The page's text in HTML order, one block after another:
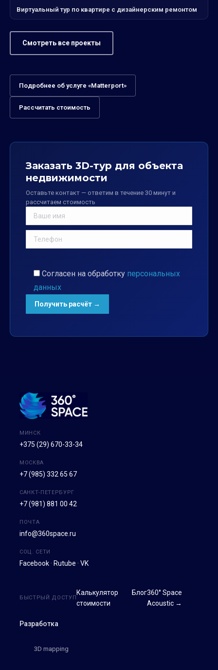
Виртуальный тур по квартире с дизайнерским ремонтом
Смотреть все проекты
Подробнее об услуге «Matterport»
Рассчитать стоимость
Заказать 3D-тур для объекта
недвижимости
Оставьте контакт — ответим в течение 30 минут и
рассчитаем стоимость
Согласен на обработку персональных
данных
МИНСК
+375 (29) 670-33-34
МОСКВА
+7 (985) 332 65 67
САНКТ-ПЕТЕРБУРГ
+7 (981) 881 00 42
ПОЧТА
info@360space.ru
СОЦ. СЕТИ
Facebook · Rutube · VK
Разработка
3D mapping
БЫСТРЫЙ ДОСТУП
Калькулятор
стоимости
Блог360° Space
Acoustic →